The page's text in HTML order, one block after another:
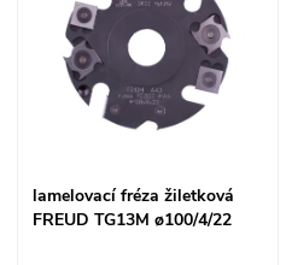
lamelovací fréza žiletková
FREUD TG13M ø100/4/22